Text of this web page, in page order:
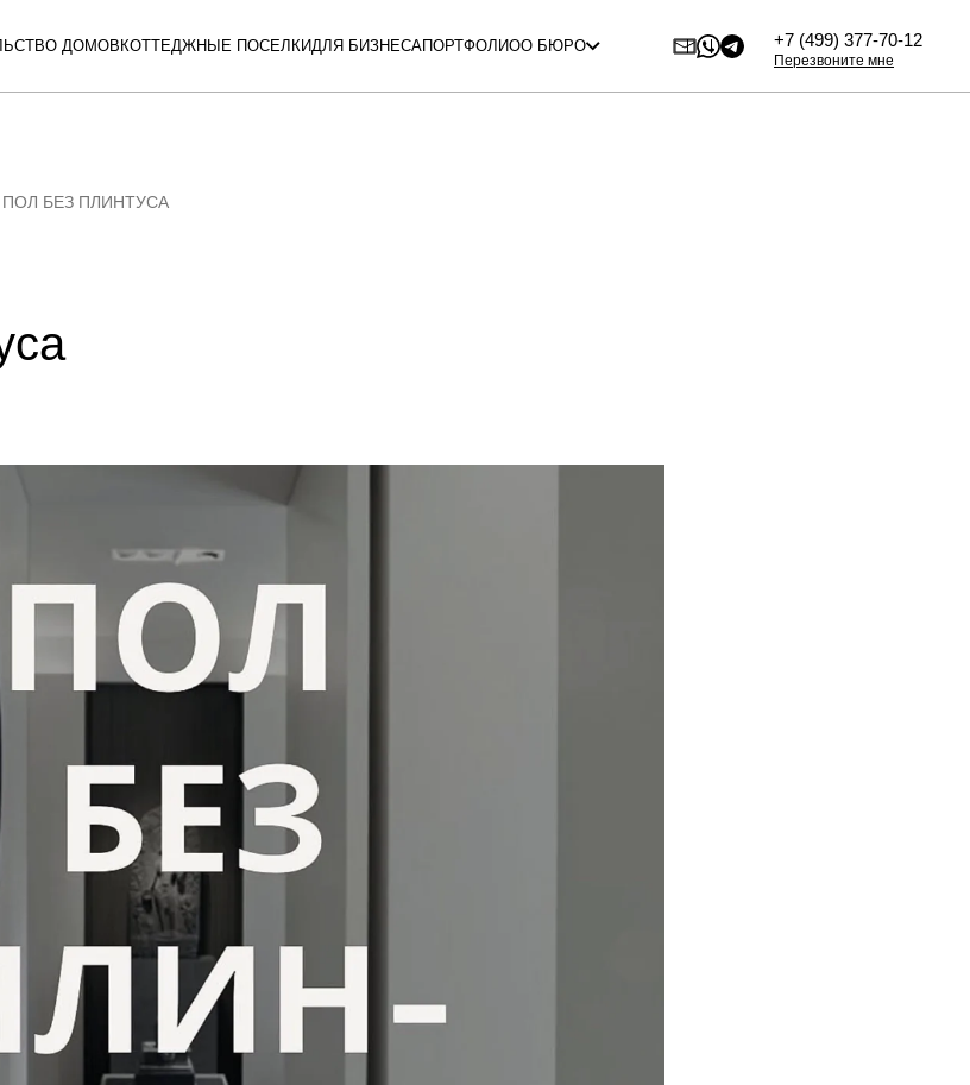
ДОМОВ КОТТЕДЖНЫЕ ПОСЕЛКИДЛЯ БИЗНЕСАПОРТФОЛИОО БЮРО +7 (499) 377-70-12
Перезвоните мне
ПОЛ БЕЗ ПЛИНТУСА